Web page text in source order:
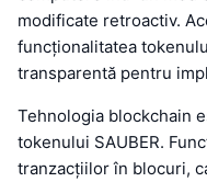
modificate retroactiv.
funcționalitatea
transparentă pentru
Tehnologia blockchain
tokenului SAUBER.
tranzacțiilor în blocuri,